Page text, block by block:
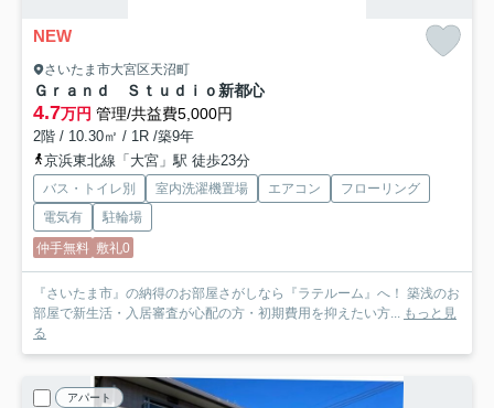
NEW
さいたま市大宮区天沼町
Ｇｒａｎｄ Ｓｔｕｄｉｏ新都心
4.7万円 管理/共益費5,000円
2階 / 10.30㎡ / 1R /築9年
京浜東北線「大宮」駅 徒歩23分
バス・トイレ別 室内洗濯機置場 エアコン
フローリング
電気有
駐輪場
仲手無料 敷礼0
『さいたま市』の納得のお部屋さがしなら『ラテルーム』へ！ 築浅のお
部屋で新生活・入居審査が心配の方・初期費用を抑えたい方... もっと見
る
アパート